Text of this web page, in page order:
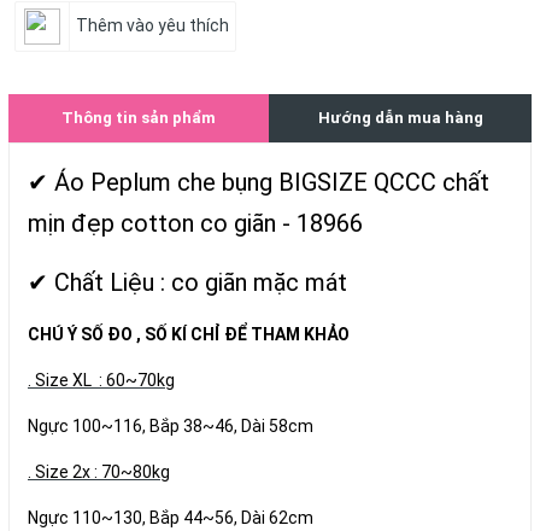
Thêm vào yêu thích
Thông tin sản phẩm Hướng dẫn mua hàng
✔ Áo Peplum che bụng BIGSIZE QCCC chất
mịn đẹp cotton co giãn - 18966
✔ Chất Liệu : co giãn mặc mát
CHÚ Ý SỐ ĐO , SỐ KÍ CHỈ ĐỂ THAM KHẢO
. Size XL : 60~70kg
Ngực 100~116, Bắp 38~46, Dài 58cm
. Size 2x : 70~80kg
Ngực 110~130, Bắp 44~56, Dài 62cm